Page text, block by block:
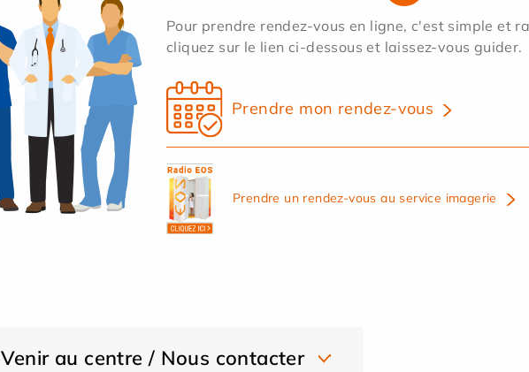
Pour prendre rendez-vous en ligne, c'est simple et
cliquez sur le lien ci-dessous et laissez-vous guider.
Prendre mon rendez-vous
Prendre un rendez-vous au service imagerie
Venir au centre / Nous contacter